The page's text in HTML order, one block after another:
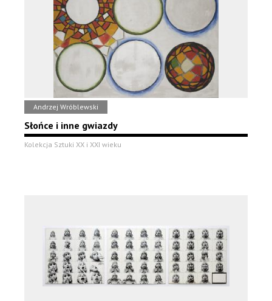
Andrzej Wróblewski
Słońce i inne gwiazdy
Kolekcja Sztuki XX i XXI wieku